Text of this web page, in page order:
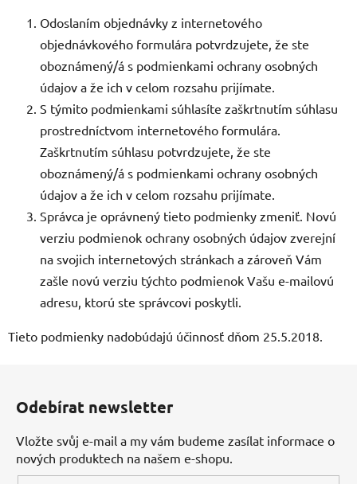
Odoslaním objednávky z internetového
objednávkového formulára potvrdzujete, že ste
oboznámený/á s podmienkami ochrany osobných
údajov a že ich v celom rozsahu prijímate.
S týmito podmienkami súhlasíte zaškrtnutím súhlasu
prostredníctvom internetového formulára.
Zaškrtnutím súhlasu potvrdzujete, že ste
oboznámený/á s podmienkami ochrany osobných
údajov a že ich v celom rozsahu prijímate.
Správca je oprávnený tieto podmienky zmeniť. Novú
verziu podmienok ochrany osobných údajov zverejní
na svojich internetových stránkach a zároveň Vám
zašle novú verziu týchto podmienok Vašu e-mailovú
adresu, ktorú ste správcovi poskytli.
Tieto podmienky nadobúdajú účinnosť dňom 25.5.2018.
Odebírat newsletter
Vložte svůj e-mail a my vám budeme zasílat informace o
nových produktech na našem e-shopu.